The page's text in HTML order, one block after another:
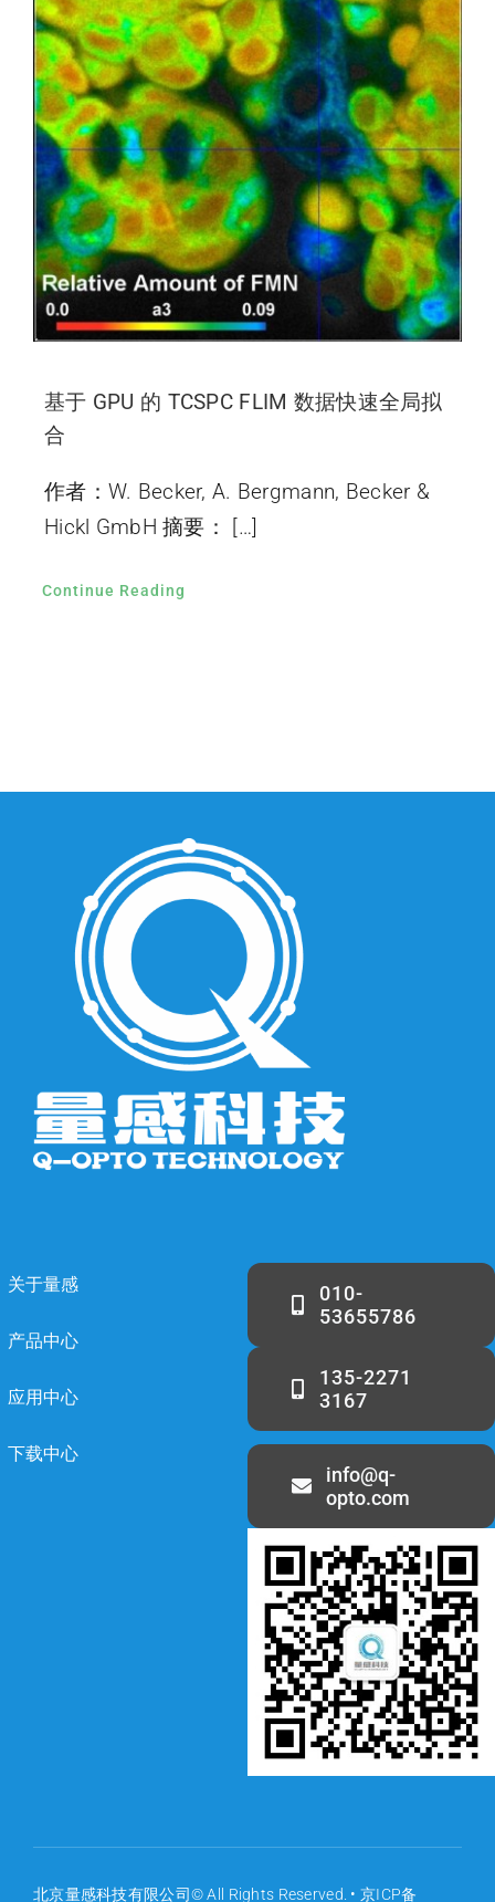
基于 GPU 的 TCSPC FLIM 数据快速全局拟
合
作者：W. Becker, A. Bergmann, Becker &
Hickl GmbH 摘要： […]
Continue Reading
关于量感
产品中心
应用中心
下载中心
010-
53655786
135-2271
3167
info@q-
opto.com
北京量感科技有限公司© All Rights Reserved. • 京ICP备